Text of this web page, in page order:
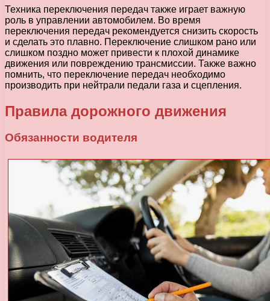
Техника переключения передач также играет важную
роль в управлении автомобилем. Во время
переключения передач рекомендуется снизить скорость
и сделать это плавно. Переключение слишком рано или
слишком поздно может привести к плохой динамике
движения или повреждению трансмиссии. Также важно
помнить, что переключение передач необходимо
производить при нейтрали педали газа и сцепления.
Правила дорожного движения
Обязанности водителя